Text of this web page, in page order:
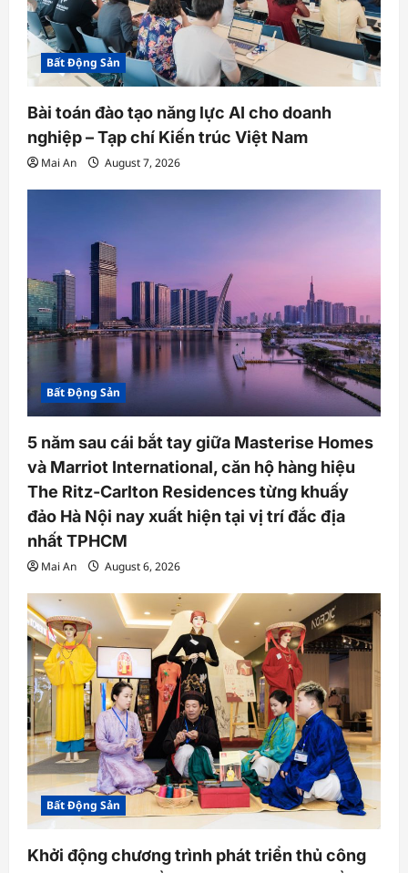
Bất Động Sản
Bài toán đào tạo năng lực AI cho doanh
nghiệp – Tạp chí Kiến trúc Việt Nam
Mai An August 7, 2026
Bất Động Sản
5 năm sau cái bắt tay giữa Masterise Homes
và Marriot International, căn hộ hàng hiệu
The Ritz-Carlton Residences từng khuấy
đảo Hà Nội nay xuất hiện tại vị trí đắc địa
nhất TPHCM
Mai An August 6, 2026
Bất Động Sản
Khởi động chương trình phát triển thủ công